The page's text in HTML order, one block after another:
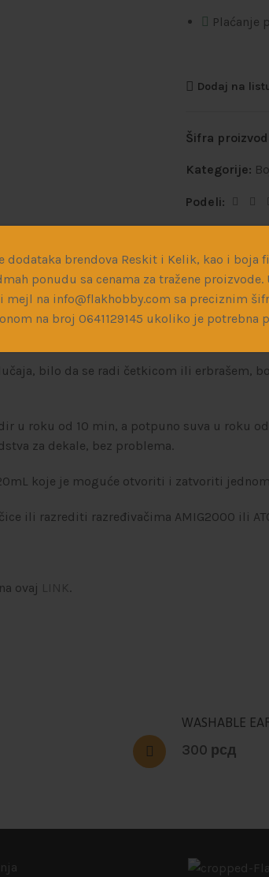
dodataka brendova Reskit i Kelik, kao i boja
ponudu sa cenama za tražene
mejl na info@flakhobby.com sa preciznim
na broj 0641129145 ukoliko je potrebna
Plaćanje
Dodaj na
Šifra
Kategorije:
Podeli:
novom formulom koja sadrži sve
osnovi (dopušta visok nivo
bilo da se radi četkicom ili erbrašem,
u roku od 10 min, a potpuno suva u roku
za dekale, bez problema.
koje je moguće otvoriti i zatvoriti
ili razrediti razređivačima AMIG2000 ili
ovaj
WASHABLE
300 рсд